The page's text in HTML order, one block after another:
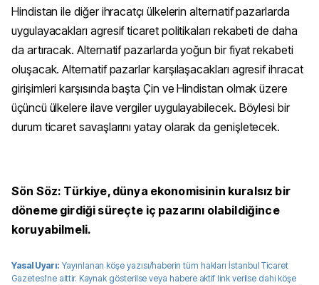
Hindistan ile diğer ihracatçı ülkelerin alternatif pazarlarda
uygulayacakları agresif ticaret politikaları rekabeti de daha
da artıracak. Alternatif pazarlarda yoğun bir fiyat rekabeti
oluşacak. Alternatif pazarlar karşılaşacakları agresif ihracat
girişimleri karşısında başta Çin ve Hindistan olmak üzere
üçüncü ülkelere ilave vergiler uygulayabilecek. Böylesi bir
durum ticaret savaşlarını yatay olarak da genişletecek.
Sön Söz: Türkiye, dünya ekonomisinin kuralsız bir
döneme girdiği süreçte iç pazarını olabildiğince
koruyabilmeli.
Yasal Uyarı: Yayınlanan köşe yazısı/haberin tüm haklarıİstanbul Ticaret
Gazetesi'ne aittir. Kaynak gösterilse veya habere aktif link verilse dahi köşe